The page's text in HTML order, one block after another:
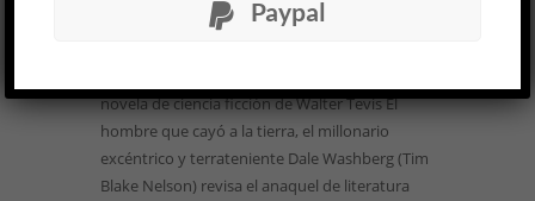
investigación Lee Raybon (Ethan Hawke), sentado
novela de ciencia ficción de Walter Tevis El
hombre que cayó a la tierra, el millonario
excéntrico y terrateniente Dale Washberg (Tim
Blake Nelson) revisa el anaquel de literatura
Paypal